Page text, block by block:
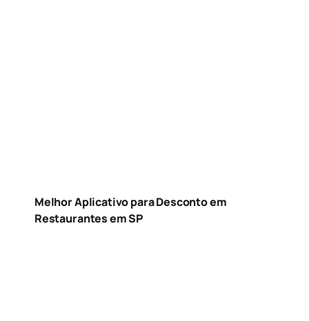
Melhor Aplicativo para Desconto em
Restaurantes em SP